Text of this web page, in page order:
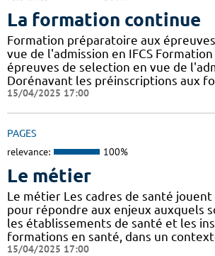
La formation continue
Formation préparatoire aux
vue de l'admission en IFCS
épreuves de selection en vue de
Dorénavant les préinscriptions aux
15/04/2025 17:00
PAGES
relevance: 100%
Le métier
Le métier Les cadres de santé
pour répondre aux enjeux auxquels
les établissements de santé et les
formations en santé, dans un
15/04/2025 17:00